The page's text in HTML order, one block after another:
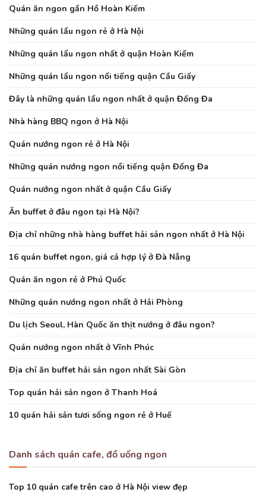
Quán ăn ngon gần Hồ Hoàn Kiếm
Những quán lẩu ngon rẻ ở Hà Nội
Những quán lẩu ngon nhất ở quận Hoàn Kiếm
Những quán lẩu ngon nổi tiếng quận Cầu Giấy
Đây là những quán lẩu ngon nhất ở quận Đống Đa
Nhà hàng BBQ ngon ở Hà Nội
Quán nướng ngon rẻ ở Hà Nội
Những quán nướng ngon nổi tiếng quận Đống Đa
Quán nướng ngon nhất ở quận Cầu Giấy
Ăn buffet ở đâu ngon tại Hà Nội?
Địa chỉ những nhà hàng buffet hải sản ngon nhất ở Hà Nội
16 quán buffet ngon, giá cả hợp lý ở Đà Nẵng
Quán ăn ngon rẻ ở Phú Quốc
Những quán nướng ngon nhất ở Hải Phòng
Du lịch Seoul, Hàn Quốc ăn thịt nướng ở đâu ngon?
Quán nướng ngon nhất ở Vĩnh Phúc
Địa chỉ ăn buffet hải sản ngon nhất Sài Gòn
Top quán hải sản ngon ở Thanh Hoá
10 quán hải sản tươi sống ngon rẻ ở Huế
Danh sách quán cafe, đồ uống ngon
Top 10 quán cafe trên cao ở Hà Nội view đẹp